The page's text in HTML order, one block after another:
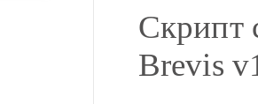
Скрипт
Brevis